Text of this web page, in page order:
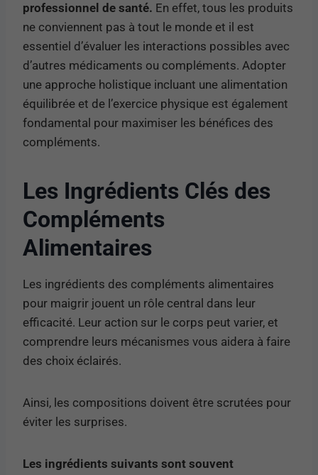
professionnel de santé. En effet, tous les produits
ne conviennent pas à tout le monde et il est
essentiel d’évaluer les interactions possibles avec
d’autres médicaments ou compléments. Adopter
une approche holistique incluant une alimentation
équilibrée et de l’exercice physique est également
fondamental pour maximiser les bénéfices des
compléments.
Les Ingrédients Clés des
Compléments
Alimentaires
Les ingrédients des compléments alimentaires
pour maigrir jouent un rôle central dans leur
efficacité. Leur action sur le corps peut varier, et
comprendre leurs mécanismes vous aidera à faire
des choix éclairés.
Ainsi, les compositions doivent être scrutées pour
éviter les surprises.
Les ingrédients suivants sont souvent